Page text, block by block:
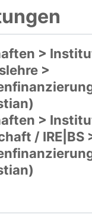
>
>
>
/ IRE|BS